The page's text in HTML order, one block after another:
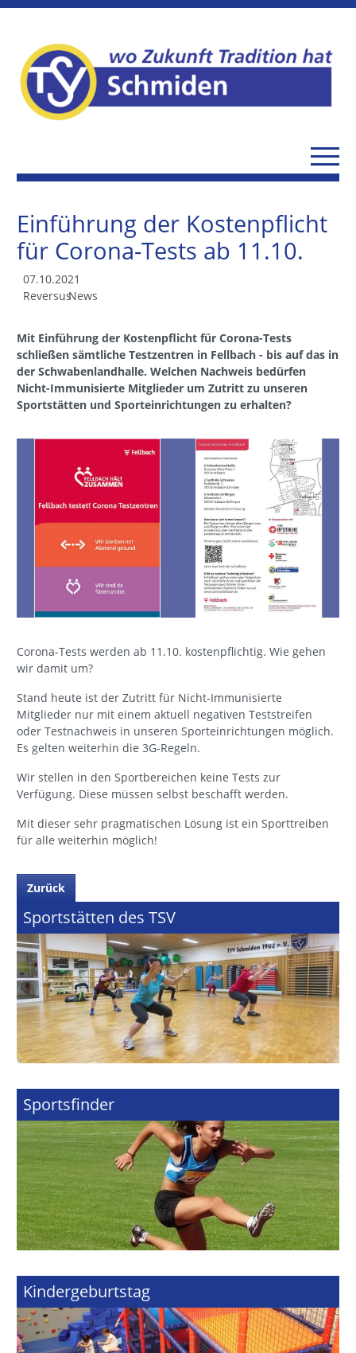
Einführung der Kostenpflicht
für Corona-Tests ab 11.10.
07.10.2021
ReversusNews
Mit Einführung der Kostenpflicht für Corona-Tests
schließen sämtliche Testzentren in Fellbach - bis auf das in
der Schwabenlandhalle. Welchen Nachweis bedürfen
Nicht-Immunisierte Mitglieder um Zutritt zu unseren
Sportstätten und Sporteinrichtungen zu erhalten?
Corona-Tests werden ab 11.10. kostenpflichtig. Wie gehen
wir damit um?
Stand heute ist der Zutritt für Nicht-Immunisierte
Mitglieder nur mit einem aktuell negativen Teststreifen
oder Testnachweis in unseren Sporteinrichtungen möglich.
Es gelten weiterhin die 3G-Regeln.
Wir stellen in den Sportbereichen keine Tests zur
Verfügung. Diese müssen selbst beschafft werden.
Mit dieser sehr pragmatischen Lösung ist ein Sporttreiben
für alle weiterhin möglich!
Zurück
Sportstätten des TSV
Sportsfinder
Kindergeburtstag